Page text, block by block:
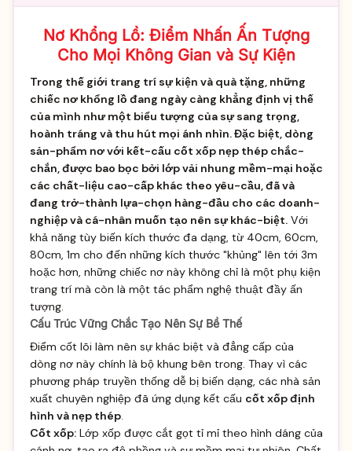
Nơ Khổng Lồ: Điểm Nhấn Ấn Tượng
Cho Mọi Không Gian và Sự Kiện
Trong thế giới trang trí sự kiện và quà tặng, những
chiếc nơ khổng lồ đang ngày càng khẳng định vị thế
của mình như một biểu tượng của sự sang trọng,
hoành tráng và thu hút mọi ánh nhìn. Đặc biệt, dòng
sản-phẩm nơ với kết-cấu cốt xốp nẹp thép chắc-
chắn, được bao bọc bởi lớp vải nhung mềm-mại hoặc
các chất-liệu cao-cấp khác theo yêu-cầu, đã và
đang trở-thành lựa-chọn hàng-đầu cho các doanh-
nghiệp và cá-nhân muốn tạo nên sự khác-biệt.Với
khả năng tùy biến kích thước đa dạng, từ 40cm, 60cm,
80cm, 1m cho đến những kích thước "khủng" lên tới 3m
hoặc hơn, những chiếc nơ này không chỉ là một phụ kiện
trang trí mà còn là một tác phẩm nghệ thuật đầy ấn
tượng.
Cấu Trúc Vững Chắc Tạo Nên Sự Bề Thế
Điểm cốt lõi làm nên sự khác biệt và đẳng cấp của
dòng nơ này chính là bộ khung bên trong. Thay vì các
phương pháp truyền thống dễ bị biến dạng, các nhà sản
xuất chuyên nghiệp đã ứng dụng kết cấu cốt xốp định
hình và nẹp thép.
Cốt xốp:Lớp xốp được cắt gọt tỉ mỉ theo hình dáng của